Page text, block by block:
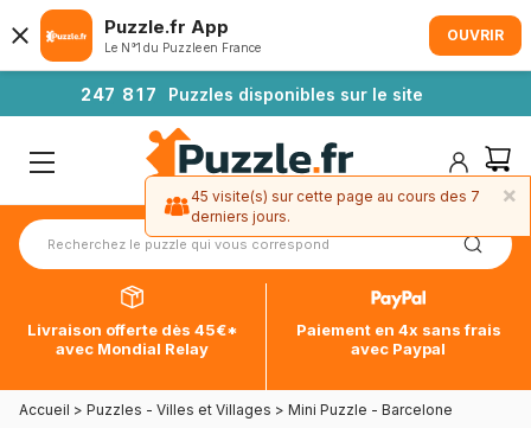
247 81 7 Puzzles disponibles sur le site
Livraison offerte dès 45€*
avec Mondial Relay
Paiement en 4x sans frais
avec Paypal
Accueil > Puzzles - Villes et Villages > Mini Puzzle - Barcelone
Puzzle.fr App
Le N°1 du Puzzle en France
OUVRIR
×
45 visite(s) sur cette page au cours des 7
derniers jours.